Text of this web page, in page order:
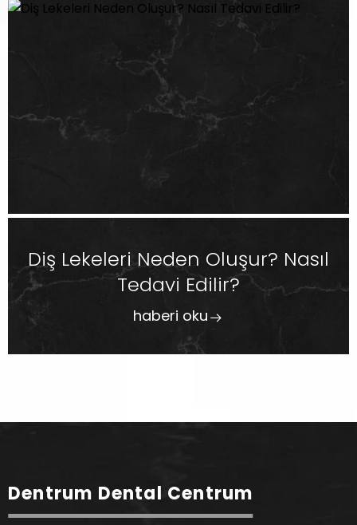
Diş Lekeleri Neden Oluşur? Nasıl
Tedavi Edilir?
haberi oku
Dentrum Dental Centrum